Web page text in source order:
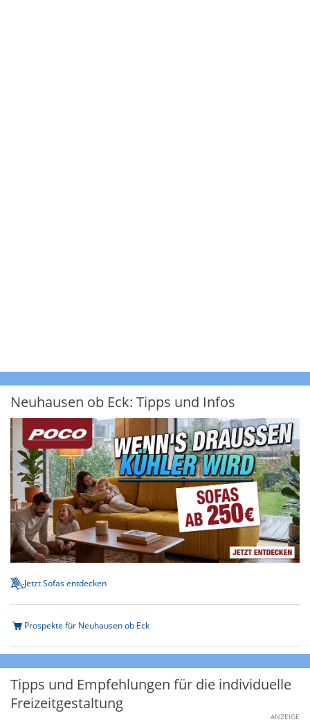
Neuhausen ob Eck: Tipps und Infos
Jetzt Sofas entdecken
Prospekte für Neuhausen ob Eck
Tipps und Empfehlungen für die individuelle
Freizeitgestaltung
ANZEIGE